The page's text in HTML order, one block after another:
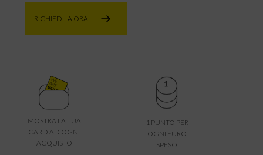
RICHIEDILA ORA
MOSTRA LA TUA
CARD AD OGNI
ACQUISTO
1 PUNTO PER
OGNI EURO
SPESO